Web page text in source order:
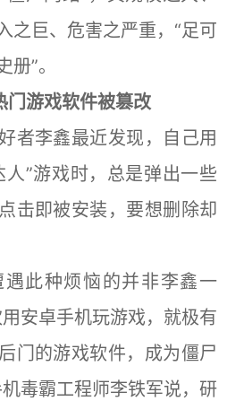
之巨、危害之严重，“足可
”。
游戏软件被篡改
李鑫最近发现，自己用
人”游戏时，总是弹出一些
击即被安装，要想删除却
此种烦恼的并非李鑫一
安卓手机玩游戏，就极有
门的游戏软件，成为僵尸
毒霸工程师李铁军说，研